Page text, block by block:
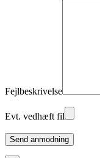
Fejlbeskrivelse
Evt. vedhæft fil
Please
leave